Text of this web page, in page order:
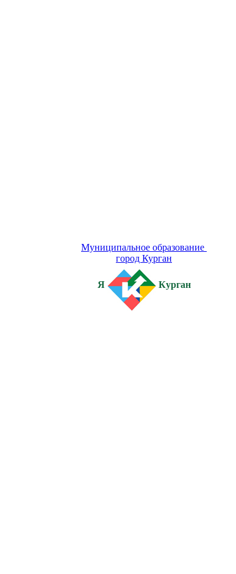
Муниципальное образование
город Курган
Я Курган